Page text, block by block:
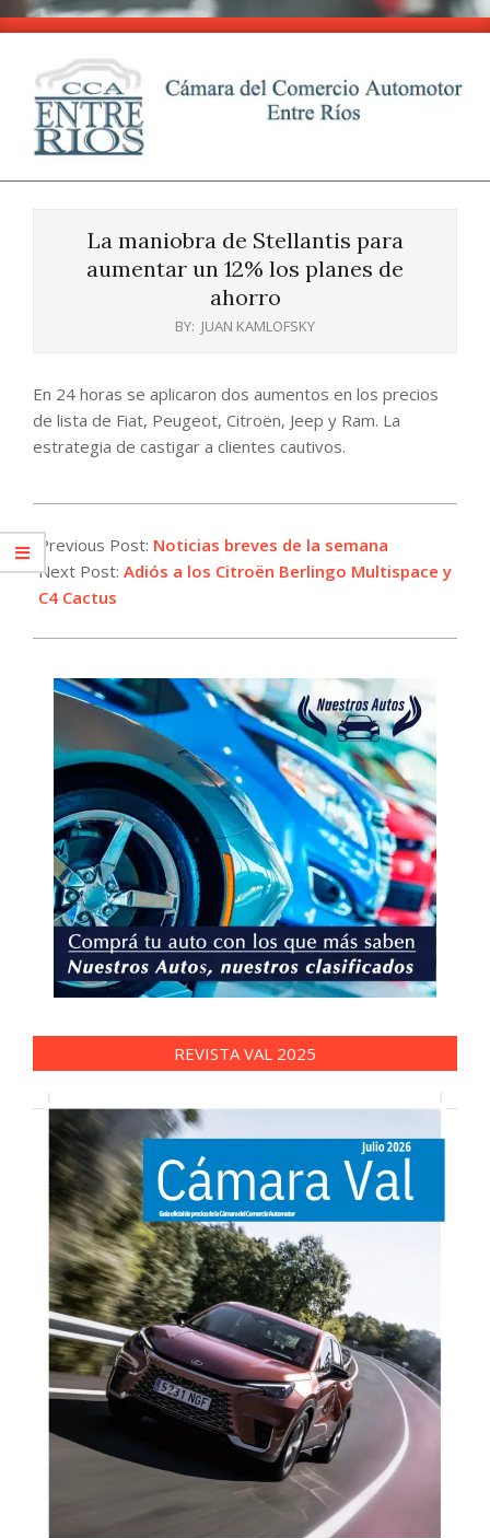
Skip
content
CCA
EntreLa maniobra de Stellantis para
aumentar un 12% los planes de
ahorro
BY: JUAN KAMLOFSKY
En 24 horas se aplicaron dos aumentos en los precios
de lista de Fiat, Peugeot, Citroën, Jeep y Ram. La
estrategia de castigar a clientes cautivos.
08-
01
Previous Post: Noticias breves de la semana
Next Post: Adiós a los Citroën Berlingo Multispace y
C4 Cactus
REVISTA VAL 2025